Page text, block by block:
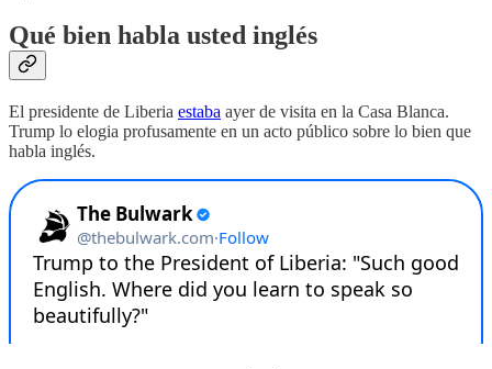
Qué bien habla usted inglés
El presidente de Liberia estaba ayer de visita en la Casa Blanca.
Trump lo elogia profusamente en un acto público sobre lo bien que
habla inglés.